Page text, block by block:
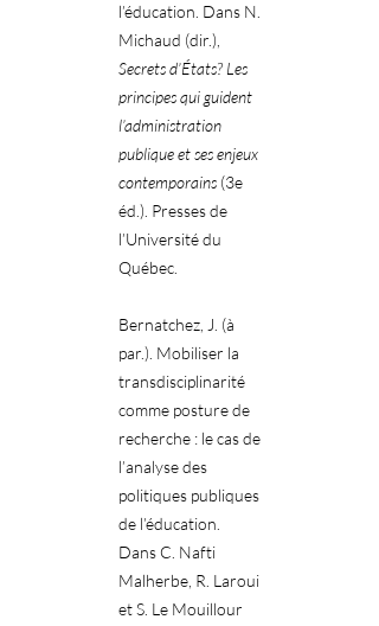
l’éducation. Dans N.
Michaud (dir.),
Secrets d’États? Les
principes qui guident
l’administration
publique et ses enjeux
contemporains (3e
éd.). Presses de
l’Université du
Québec.
Bernatchez, J. (à
par.). Mobiliser la
transdisciplinarité
comme posture de
recherche : le cas de
l’analyse des
politiques publiques
de l’éducation.
Dans C. Nafti
Malherbe, R. Laroui
et S. Le Mouillour